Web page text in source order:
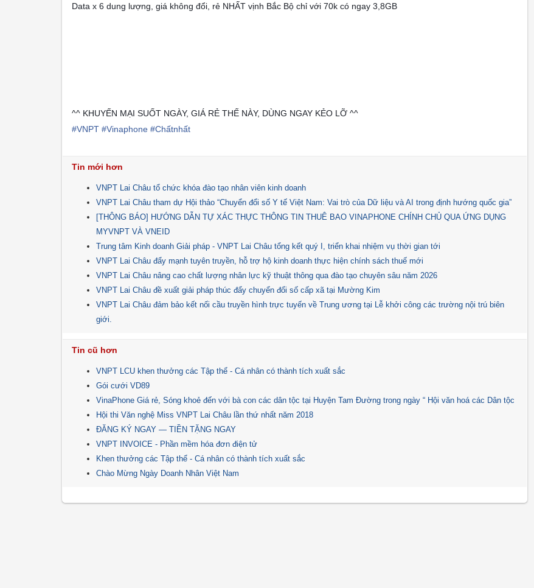
Data x 6 dung lượng, giá không đổi, rẻ NHẤT vịnh Bắc Bộ chỉ với 70k có ngay 3,8GB
^^ KHUYẾN MẠI SUỐT NGÀY, GIÁ RẺ THẾ NÀY, DÙNG NGAY KẺO LỠ ^^
#VNPT #Vinaphone #Chấtnhất
Tin mới hơn
VNPT Lai Châu tổ chức khóa đào tạo nhân viên kinh doanh
VNPT Lai Châu tham dự Hội thảo “Chuyển đổi số Y tế Việt Nam: Vai trò của Dữ liệu và AI trong định hướng quốc gia”
[THÔNG BÁO] HƯỚNG DẪN TỰ XÁC THỰC THÔNG TIN THUÊ BAO VINAPHONE CHÍNH CHỦ QUA ỨNG DỤNG
MYVNPT VÀ VNEID
Trung tâm Kinh doanh Giải pháp - VNPT Lai Châu tổng kết quý I, triển khai nhiệm vụ thời gian tới
VNPT Lai Châu đẩy mạnh tuyên truyền, hỗ trợ hộ kinh doanh thực hiện chính sách thuế mới
VNPT Lai Châu nâng cao chất lượng nhân lực kỹ thuật thông qua đào tạo chuyên sâu năm 2026
VNPT Lai Châu đề xuất giải pháp thúc đẩy chuyển đổi số cấp xã tại Mường Kim
VNPT Lai Châu đảm bảo kết nối cầu truyền hình trực tuyến về Trung ương tại Lễ khởi công các trường nội trú biên
giới.
Tin cũ hơn
VNPT LCU khen thưởng các Tập thể - Cá nhân có thành tích xuất sắc
Gói cưới VD89
VinaPhone Giá rẻ, Sóng khoẻ đến với bà con các dân tộc tại Huyện Tam Đường trong ngày “ Hội văn hoá các Dân tộc
Hội thi Văn nghệ Miss VNPT Lai Châu lần thứ nhất năm 2018
ĐĂNG KÝ NGAY — TIỀN TẶNG NGAY
VNPT INVOICE - Phần mềm hóa đơn điện tử
Khen thưởng các Tập thể - Cá nhân có thành tích xuất sắc
Chào Mừng Ngày Doanh Nhân Việt Nam